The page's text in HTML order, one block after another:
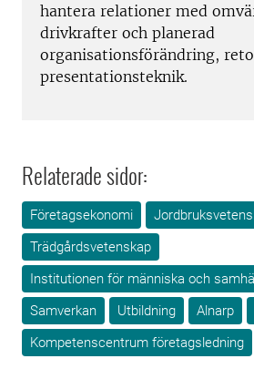
hantera relationer med
drivkrafter och planerad
organisationsförändring,
presentationsteknik.
Relaterade sidor:
Företagsekonomi
Trädgårdsvetenskap
Institutionen för människa och
Samverkan
Utbildning Alnarp
Kompetenscentrum företagsledning